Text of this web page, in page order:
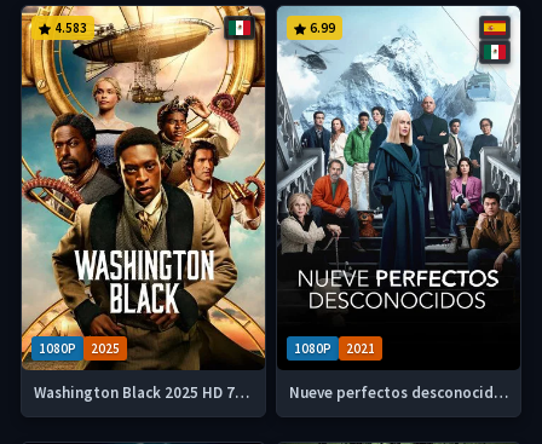
1080P 2025
4.583
Washington Black 2025 HD 720p Latino mp4
1080P 2021
6.99
Nueve perfectos desconocidos 2025 HD 720p Latino-Castellano mp4